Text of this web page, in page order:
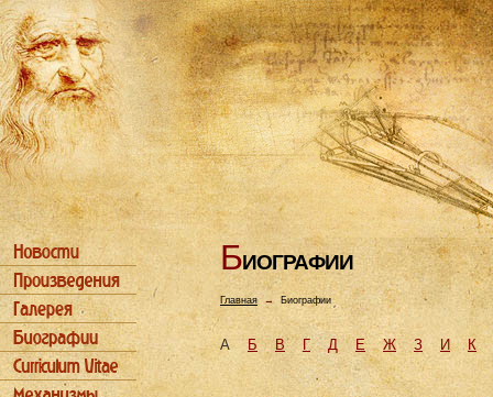
БИОГРАФИИ
Главная→ Биографии
АБ В Г Д Е Ж З И К